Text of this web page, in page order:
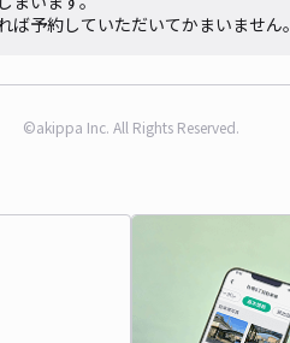
ば予約していただいてかまいません。
©akippa Inc. All Rights Reserved.